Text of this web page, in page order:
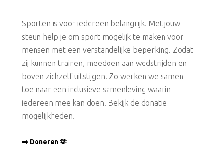
Sporten is voor iedereen belangrijk. Met jouw
steun help je om sport mogelijk te maken voor
mensen met een verstandelijke beperking. Zodat
zij kunnen trainen, meedoen aan wedstrijden en
boven zichzelf uitstijgen. Zo werken we samen
toe naar een inclusieve samenleving waarin
iedereen mee kan doen. Bekijk de donatie
mogelijkheden.
➡️ Doneren 🫶